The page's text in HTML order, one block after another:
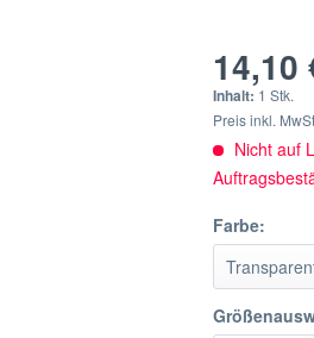
14,10
Inhalt: 1 Stk.
Preis inkl.
Nicht auf
Farbe: